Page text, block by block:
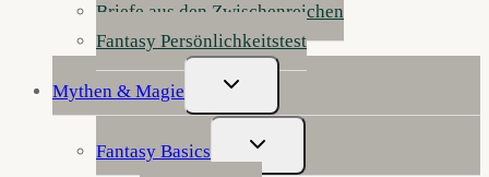
Briefe aus den Zwischenreichen
Fantasy Persönlichkeitstest
Mythen & Magie
Untermenü
Umschalten
Fantasy Basics
Untermenü
Umschalten